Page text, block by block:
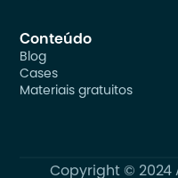
Conteúdo
Blog
Cases
Materiais gratuitos
Copyright © 2024